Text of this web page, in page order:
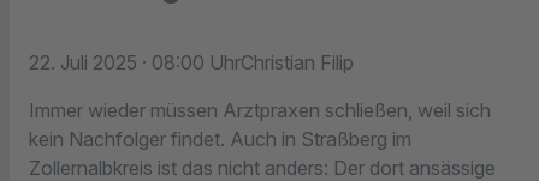
22. Juli 2025 · 08:00 UhrChristian Filip
Immer wieder müssen Arztpraxen schließen, weil sich
kein Nachfolger findet. Auch in Straßberg im
Zollernalbkreis ist das nicht anders: Der dort ansässige